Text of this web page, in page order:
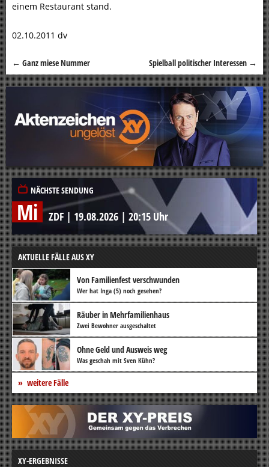
einem Restaurant stand.
02.10.2011 dv
Beitragsnavigation
← Ganz miese Nummer Spielball politischer Interessen →
NÄCHSTE SENDUNG
Mi ZDF | 19.08.2026 | 20:15 Uhr
AKTUELLE FÄLLE AUS XY
Von Familienfest verschwunden
Wer hat Inga (5) noch gesehen?
Räuber in Mehrfamilienhaus
Zwei Bewohner ausgeschaltet
Ohne Geld und Ausweis weg
Was geschah mit Sven Kühn?
weitere Fälle
XY-ERGEBNISSE